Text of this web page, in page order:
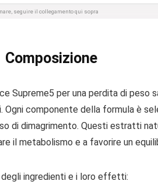
seguire il collegamento qui sopra
Composizione
Supreme5 per una perdita di peso
Ogni componente della formula è
di dimagrimento. Questi estratti
il metabolismo e a favorire un
degli ingredienti e i loro effetti: